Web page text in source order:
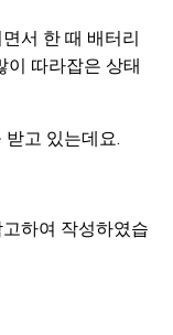
서 한 때 배터리
이 따라잡은 상태
고 있는데요.
하여 작성하였습